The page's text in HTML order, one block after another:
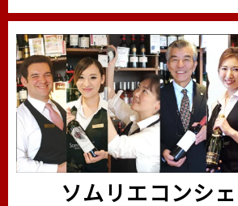
ソムリエコンシ